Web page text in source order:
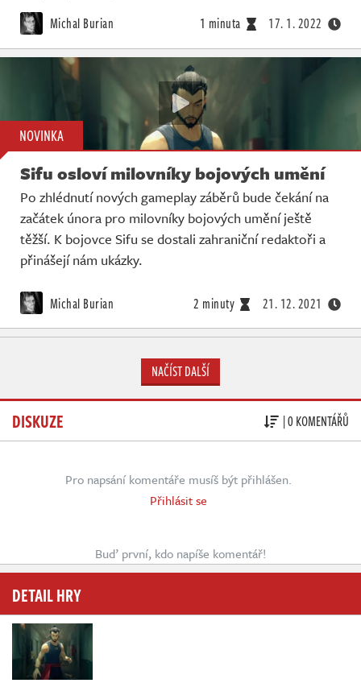
Michal Burian 1 minuta 17. 1. 2022
NOVINKA
Sifu osloví milovníky bojových umění
Po zhlédnutí nových gameplay záběrů bude čekání na
začátek února pro milovníky bojových umění ještě
těžší. K bojovce Sifu se dostali zahraniční redaktoři a
přinášejí nám ukázky.
Michal Burian 2 minuty 21. 12. 2021
NAČÍST DALŠÍ
DISKUZE | 0 KOMENTÁŘŮ
Pro napsání komentáře musíš být přihlášen.
Přihlásit se
Buď první, kdo napíše komentář!
DETAIL HRY